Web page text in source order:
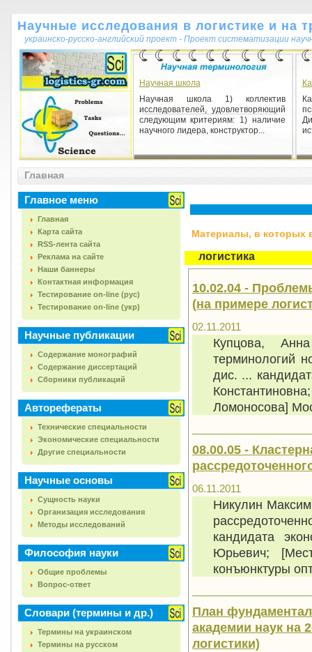
Научные исследования в логистике и на
украинско-русско-английский проект - Проект систематизации
Научная школа
Научная школа 1) коллектив
исследователей, удовлетворяющий
следующим критериям: 1) наличие
научного лидера, конструктор...
Кваліфікаційна робота (від лат.
qualificare - визначати, вст
qualificare - визначати,
встановлювати якість) 1) одна з
форм представлення результатів...
Главная
Главное меню
Главная
Карта сайта
RSS-лента сайта
Реклама на сайте
Наши баннеры
Контактная информация
Тестирование on-line (рус)
Тестирование on-line (укр)
Научные публикации
Содержание монографий
Содержание диссертаций
Сборники публикаций
Авторефераты
Технические специальности
Экономические специальности
Другие специальности
Научные основы
Сущность науки
Организация исследования
Методы исследований
Философия науки
Общие проблемы
Вопрос-ответ
Словари (термины и др.)
Термины на украинском
Термины на русском
Материалы, в которых
логистика
10.02.04 -
(на примере
02.11.2011
Купцова,
терминологий
дис. ...
Ломоносова]
08.00.05 -
06.11.2011
Никулин
кандидата
Юрьевич;
конъюнктуры
План
академии наук на
логистики)